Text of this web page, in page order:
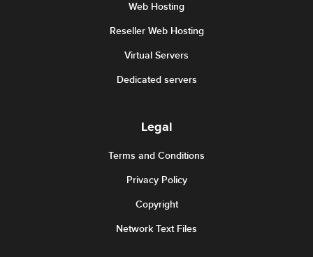
Web Hosting
Reseller Web Hosting
Virtual Servers
Dedicated servers
Legal
Terms and Conditions
Privacy Policy
Copyright
Network Text Files